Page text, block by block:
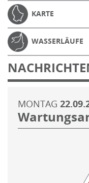
KARTE
WASSERLÄUFE
MONTAG